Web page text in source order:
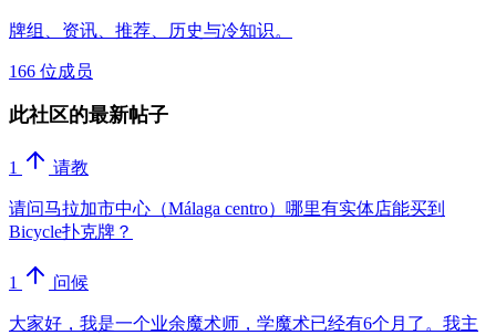
牌组、资讯、推荐、历史与冷知识。
166 位成员
此社区的最新帖子
1 请教
请问马拉加市中心（Málaga centro）哪里有实体店能买到
Bicycle扑克牌？
1 问候
大家好，我是一个业余魔术师，学魔术已经有6个月了。我主